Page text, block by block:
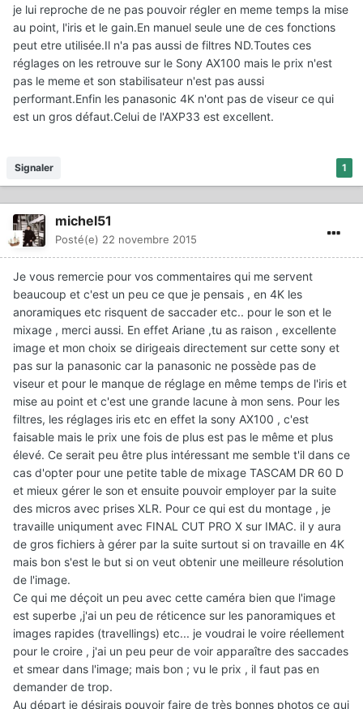
je lui reproche de ne pas pouvoir régler en meme temps la mise
au point, l'iris et le gain.En manuel seule une de ces fonctions
peut etre utilisée.Il n'a pas aussi de filtres ND.Toutes ces
réglages on les retrouve sur le Sony AX100 mais le prix n'est
pas le meme et son stabilisateur n'est pas aussi
performant.Enfin les panasonic 4K n'ont pas de viseur ce qui
est un gros défaut.Celui de l'AXP33 est excellent.
1
Signaler
michel51
Posté(e) 22 novembre 2015
Je vous remercie pour vos commentaires qui me servent
beaucoup et c'est un peu ce que je pensais , en 4K les
anoramiques etc risquent de saccader etc.. pour le son et le
mixage , merci aussi. En effet Ariane ,tu as raison , excellente
image et mon choix se dirigeais directement sur cette sony et
pas sur la panasonic car la panasonic ne possède pas de
viseur et pour le manque de réglage en même temps de l'iris et
mise au point et c'est une grande lacune à mon sens. Pour les
filtres, les réglages iris etc en effet la sony AX100 , c'est
faisable mais le prix une fois de plus est pas le même et plus
élevé. Ce serait peu être plus intéressant me semble t'il dans ce
cas d'opter pour une petite table de mixage TASCAM DR 60 D
et mieux gérer le son et ensuite pouvoir employer par la suite
des micros avec prises XLR. Pour ce qui est du montage , je
travaille uniqument avec FINAL CUT PRO X sur IMAC. il y aura
de gros fichiers à gérer par la suite surtout si on travaille en 4K
mais bon s'est le but si on veut obtenir une meilleure résolution
de l'image.
Ce qui me déçoit un peu avec cette caméra bien que l'image
est superbe ,j'ai un peu de réticence sur les panoramiques et
images rapides (travellings) etc... je voudrai le voire réellement
pour le croire , j'ai un peu peur de voir apparaître des saccades
et smear dans l'image; mais bon ; vu le prix , il faut pas en
demander de trop.
Au départ je désirais pouvoir faire de très bonnes photos ce qui